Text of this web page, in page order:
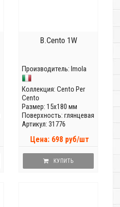
B.Cento 1W
Производитель: Imola
Коллекция: Cento Per
Cento
Размер: 15x180 мм
Поверхность: глянцевая
Артикул: 31776
Цена: 698 руб/шт
КУПИТЬ